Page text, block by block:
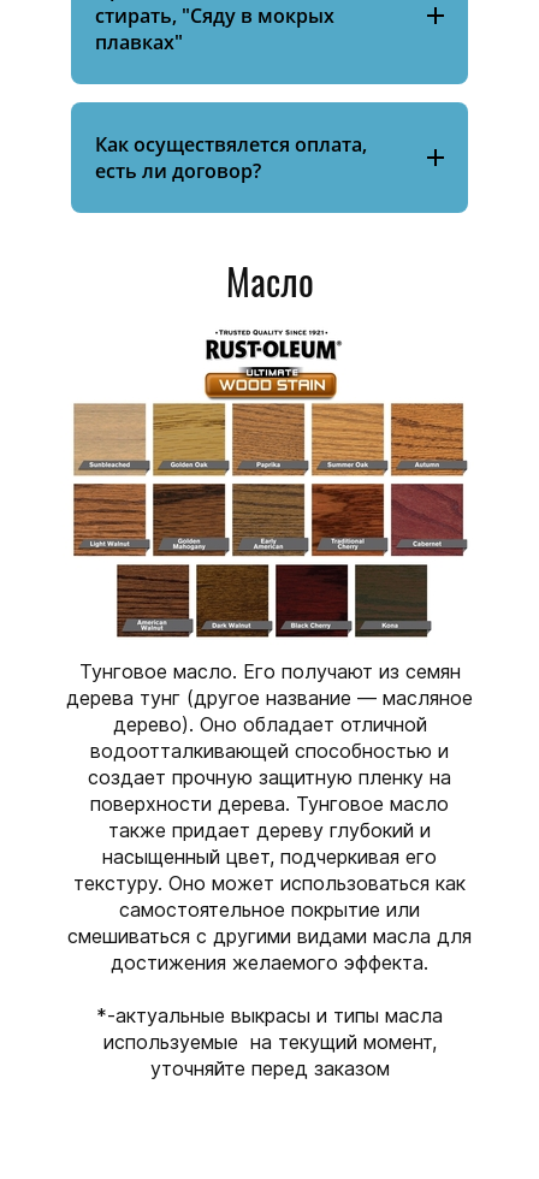
стирать, "Сяду в мокрых
плавках"
Как осуществялется оплата,
есть ли договор?
Масло
Тунговое масло. Его получают из семян
дерева тунг (другое название — масляное
дерево). Оно обладает отличной
водоотталкивающей способностью и
создает прочную защитную пленку на
поверхности дерева. Тунговое масло
также придает дереву глубокий и
насыщенный цвет, подчеркивая его
текстуру. Оно может использоваться как
самостоятельное покрытие или
смешиваться с другими видами масла для
достижения желаемого эффекта.
*-актуальные выкрасы и типы масла
используемые на текущий момент,
уточняйте перед заказом